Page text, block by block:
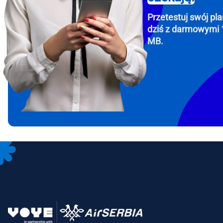
To
Then,
in
Przetestuj swój
dziś z darmowymi
MB.